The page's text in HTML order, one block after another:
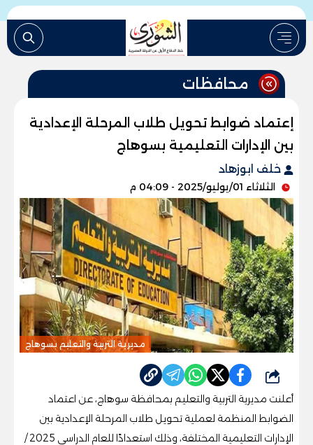
محافظات
إعتماد ضوابط تحويل طلاب المرحلة الإعدادية
بين الإدارات التعليمية بسوهاج
خلف ابوزهاد
الثلاثاء 01/يوليو/2025 - 04:09 م
مديرية التربية والتعليم بسوهاج
شارك
أعلنت مديرية التربية والتعليم بمحافظة سوهاج، عن اعتماد
الضوابط المنظمة لعملية تحويل طلاب المرحلة الإعدادية بين
الإدارات التعليمية المختلفة، وذلك استعدادًا للعام الدراسي 2025 /